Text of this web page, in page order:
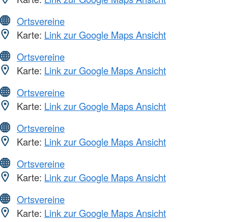
Ortsvereine
Karte: Link zur Google Maps Ansicht
Ortsvereine
Karte: Link zur Google Maps Ansicht
Ortsvereine
Karte: Link zur Google Maps Ansicht
Ortsvereine
Karte: Link zur Google Maps Ansicht
Ortsvereine
Karte: Link zur Google Maps Ansicht
Ortsvereine
Karte: Link zur Google Maps Ansicht